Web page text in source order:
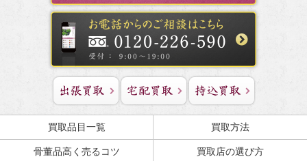
買取品目一覧 買取方法
骨董品高く売るコツ 買取店の選び方